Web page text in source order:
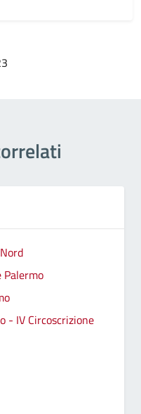
Palermo
- IV Circoscrizione